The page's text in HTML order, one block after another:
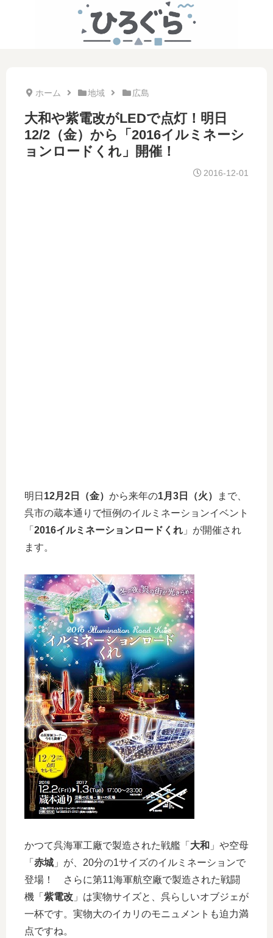
ホーム 地域 広島
大和や紫電改がLEDで点灯！明日
12/2（金）から「2016イルミネーシ
ョンロードくれ」開催！
2016-12-01
明日 12月2日（金） から来年の1月3日（火）
まで、
呉市の蔵本通りで恒例のイルミネーションイベント
「 2016イルミネーションロードくれ 」が開催され
ます。
かつて呉海軍工廠で製造された戦艦「 大和 」や空母
「 赤城 」が、20分の1サイズのイルミネーションで
登場！ さらに第11海軍航空廠で製造された戦闘
機「 紫電改 」は実物サイズと、呉らしいオブジェが
一杯です。実物大のイカリのモニュメントも迫力満
点ですね。